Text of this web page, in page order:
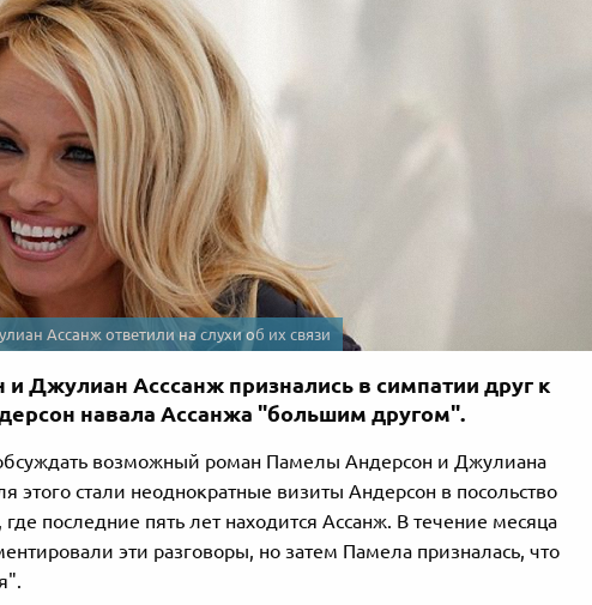
Ассанж ответили на слухи об их связи
Джулиан Асссанж признались в симпатии друг к
навала Ассанжа "большим другом".
возможный роман Памелы Андерсон и Джулиана
этого стали неоднократные визиты Андерсон в посольство
последние пять лет находится Ассанж. В течение месяца
эти разговоры, но затем Памела призналась, что